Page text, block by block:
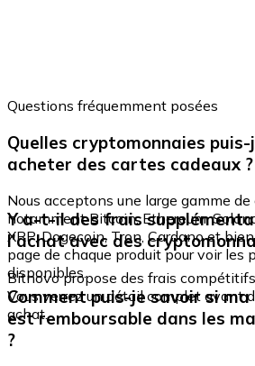
Questions fréquemment posées
Quelles cryptomonnaies
acheter des cartes cadeaux ?
Nous acceptons une large gamme
notamment Bitcoin, Ethereum,
XRP, Dogecoin, Tron, Cardano et
page de chaque produit pour voir les
disponibles.
Y a-t-il des frais
l'achat avec des
Bitnovo propose des frais
Vous verrez un détail complet avant
achat.
Comment puis-je savoir si
est remboursable dans les
?